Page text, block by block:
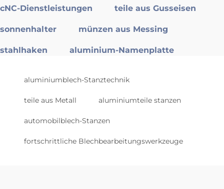
cNC-Dienstleistungen teile aus Gusseisen
sonnenhalter münzen aus Messing
stahlhaken aluminium-Namenplatte
aluminiumblech-Stanztechnik
teile aus Metall aluminiumteile stanzen
automobilblech-Stanzen
fortschrittliche Blechbearbeitungswerkzeuge